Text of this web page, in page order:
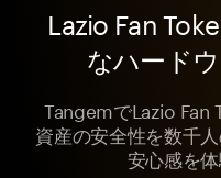
Lazio Fan
なハード
TangemでLazio Fan
資産の安全性を数千
安心感を体